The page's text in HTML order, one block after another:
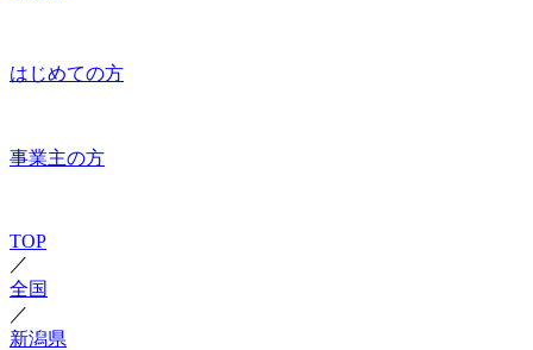
はじめての方
事業主の方
TOP
／
全国
／
新潟県